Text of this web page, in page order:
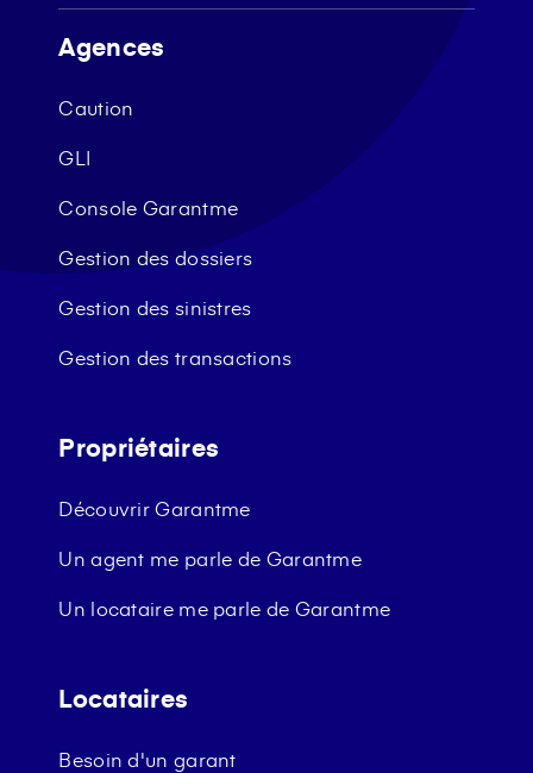
Agences
Caution
GLI
Console Garantme
Gestion des dossiers
Gestion des sinistres
Gestion des transactions
Propriétaires
Découvrir Garantme
Un agent me parle de Garantme
Un locataire me parle de Garantme
Locataires
Besoin d'un garant